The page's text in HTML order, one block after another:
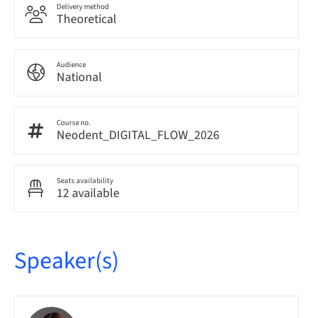
Delivery method
Theoretical
Audience
National
Course no.
Neodent_DIGITAL_FLOW_2026
Seats availability
12 available
Speaker(s)